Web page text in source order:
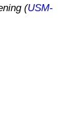
(USM-